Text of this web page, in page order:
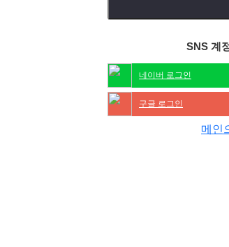
SNS 계
네이버 로그인
구글 로그인
메인